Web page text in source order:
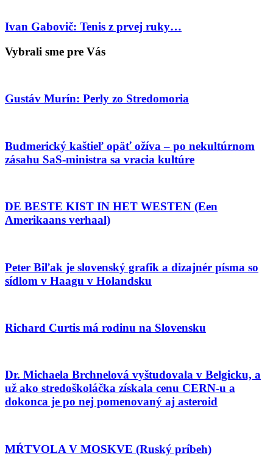
Ivan Gabovič: Tenis z prvej ruky…
Vybrali sme pre Vás
Gustáv Murín: Perly zo Stredomoria
Budmerický kaštieľ opäť ožíva – po nekultúrnom
zásahu SaS-ministra sa vracia kultúre
DE BESTE KIST IN HET WESTEN (Een
Amerikaans verhaal)
Peter Biľak je slovenský grafik a dizajnér písma so
sídlom v Haagu v Holandsku
Richard Curtis má rodinu na Slovensku
Dr. Michaela Brchnelová vyštudovala v Belgicku, a
už ako stredoškoláčka získala cenu CERN-u a
dokonca je po nej pomenovaný aj asteroid
MŔTVOLA V MOSKVE (Ruský príbeh)